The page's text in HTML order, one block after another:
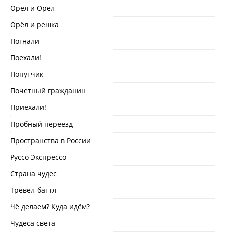
Орёл и Орёл
Орёл и решка
Погнали
Поехали!
Попутчик
Почетный гражданин
Приехали!
Пробный переезд
Пространства в России
Руссо Экспрессо
Страна чудес
Тревел-баттл
Чё делаем? Куда идём?
Чудеса света